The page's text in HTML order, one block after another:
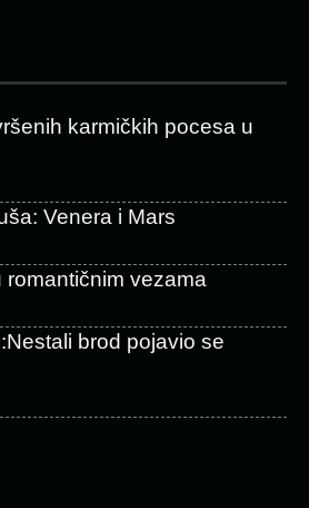
karmičkih pocesa u
Venera i Mars
vezama
brod pojavio se